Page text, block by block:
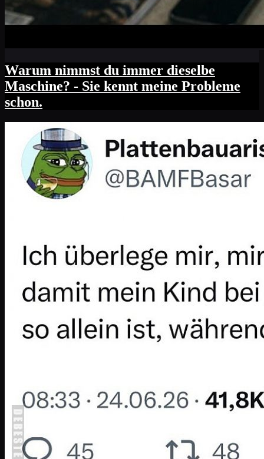
Warum nimmst du immer dieselbe
Maschine? - Sie kennt meine Probleme
schon.